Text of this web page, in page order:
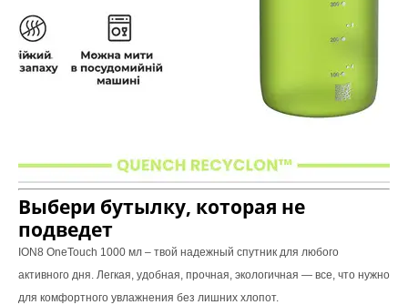
Выбери бутылку, которая не
подведет
ION8 OneTouch 1000 мл – твой надежный спутник для любого
активного дня. Легкая, удобная, прочная, экологичная — все, что нужно
для комфортного увлажнения без лишних хлопот.